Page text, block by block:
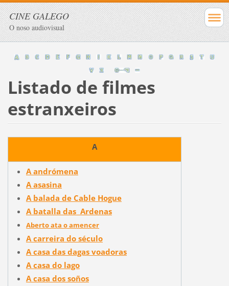
CINE GALEGO
O noso audiovisual
Listado de filmes
estranxeiros
A
A andrómena
A asasina
A balada de Cable Hogue
A batalla das Ardenas
Aberto ata o amencer
A carreira do século
A casa das dagas voadoras
A casa do lago
A casa dos soños